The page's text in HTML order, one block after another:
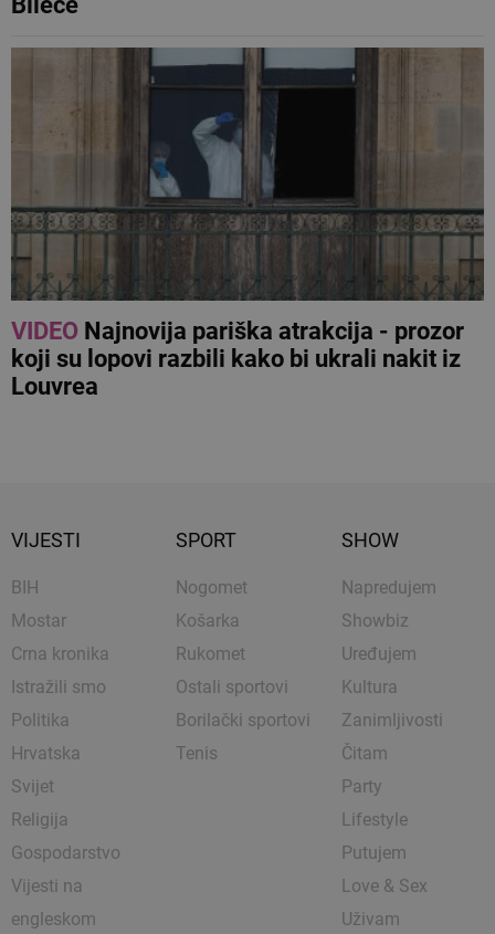
VIDEONajnovija pariška atrakcija - prozor
koji su lopovi razbili kako bi ukrali nakit iz
Louvrea
VIJESTI
BIH
Mostar
Crna kronika
Istražili smo
Politika
Hrvatska
Svijet
Religija
Gospodarstvo
Vijesti na
engleskom
SPORT
Nogomet
Košarka
Rukomet
Ostali sportovi
Borilački sportovi
Tenis
SHOW
Napredujem
Showbiz
Uređujem
Kultura
Zanimljivosti
Čitam
Party
Lifestyle
Putujem
Love & Sex
Uživam